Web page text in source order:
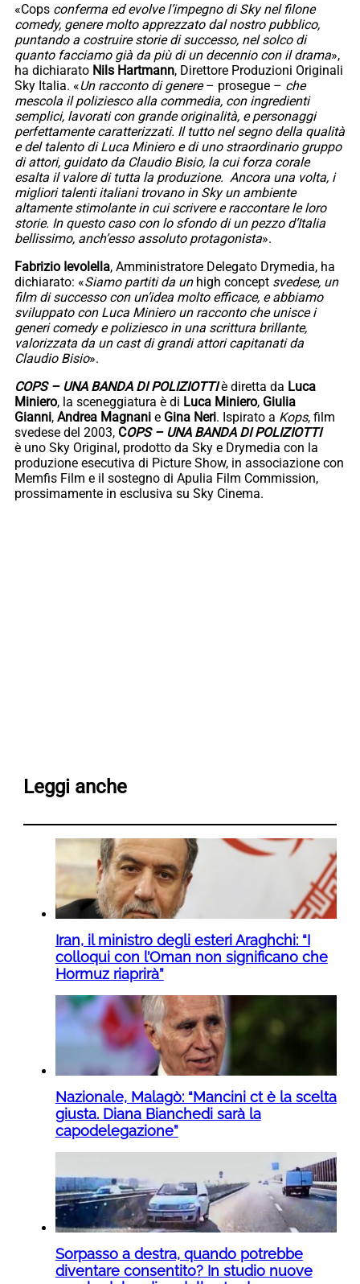
«Cops conferma ed evolve l’impegno di Sky nel filone
comedy, genere molto apprezzato dal nostro pubblico,
puntando a costruire storie di successo, nel solco di
quanto facciamo già da più di un decennio con il drama»,
ha dichiarato Nils Hartmann, Direttore Produzioni Originali
Sky Italia. «Un racconto di genere– prosegue – che
mescola il poliziesco alla commedia, con ingredienti
semplici, lavorati con grande originalità, e personaggi
perfettamente caratterizzati. Il tutto nel segno della qualità
e del talento di Luca Miniero e di uno straordinario gruppo
di attori, guidato da Claudio Bisio, la cui forza corale
esalta il valore di tutta la produzione. Ancora una volta, i
migliori talenti italiani trovano in Sky un ambiente
altamente stimolante in cui scrivere e raccontare le loro
storie. In questo caso con lo sfondo di un pezzo d’Italia
bellissimo, anch’esso assoluto protagonista».
Fabrizio Ievolella, Amministratore Delegato Drymedia, ha
dichiarato: «Siamo partiti da un high concept svedese, un
film di successo con un’idea molto efficace, e abbiamo
sviluppato con Luca Miniero un racconto che unisce i
generi comedy e poliziesco in una scrittura brillante,
valorizzata da un cast di grandi attori capitanati da
Claudio Bisio».
COPS – UNA BANDA DI POLIZIOTTIè diretta da Luca
Miniero, la sceneggiatura è di Luca Miniero, Giulia
Gianni, Andrea Magnani e Gina Neri. Ispirato a Kops, film
svedese del 2003, COPS – UNA BANDA DI POLIZIOTTI
è uno Sky Original, prodotto da Sky e Drymedia con la
produzione esecutiva di Picture Show, in associazione con
Memfis Film e il sostegno di Apulia Film Commission,
prossimamente in esclusiva su Sky Cinema.
Leggi anche
Iran, il ministro degli esteri Araghchi: “I
colloqui con l’Oman non significano che
Hormuz riaprirà”
Nazionale, Malagò: “Mancini ct è la scelta
giusta. Diana Bianchedi sarà la
capodelegazione”
Sorpasso a destra, quando potrebbe
diventare consentito? In studio nuove